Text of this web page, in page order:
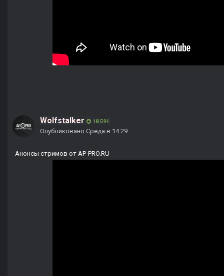
Wolfstalker 18 591
Опубликовано Среда в 14:29
Анонсы стримов от AP-PRO.RU